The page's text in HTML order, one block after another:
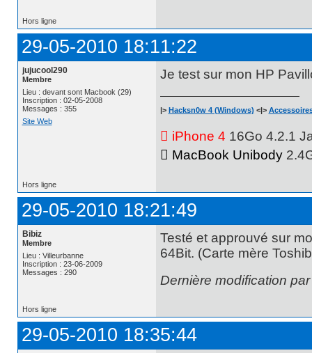
Hors ligne
29-05-2010 18:11:22
jujucool290
Membre
Lieu : devant sont Macbook (29)
Inscription : 02-05-2008
Messages : 355
Site Web
Je test sur mon HP
|> Hacksn0w 4 (Windows) <|>
 iPhone 4 16Go 4.2.1
 MacBook Unibody
Hors ligne
29-05-2010 18:21:49
Bibiz
Membre
Lieu : Villeurbanne
Inscription : 23-06-2009
Messages : 290
Testé et approuvé sur
64Bit. (Carte mère
Dernière modification
Hors ligne
29-05-2010 18:35:44